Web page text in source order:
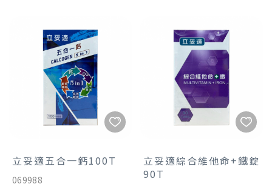
立妥適五合一鈣100T
069988
立妥適綜合維他命+鐵錠
90T